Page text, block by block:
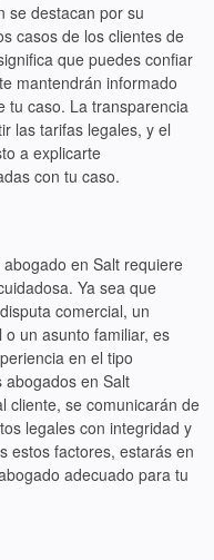
se destacan por su
casos de los clientes de
que puedes confiar
mantendrán informado
tu caso. La transparencia
las tarifas legales, y el
a explicarte
con tu caso.
en Salt requiere
Ya sea que
comercial, un
un asunto familiar, es
en el tipo
abogados en Salt
cliente, se comunicarán de
legales con integridad y
estos factores, estarás en
adecuado para tu